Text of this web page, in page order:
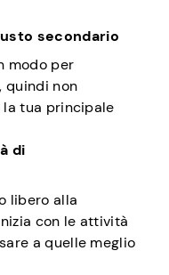
secondario
modo per
quindi non
tua principale
di
libero alla
con le attività
a quelle meglio